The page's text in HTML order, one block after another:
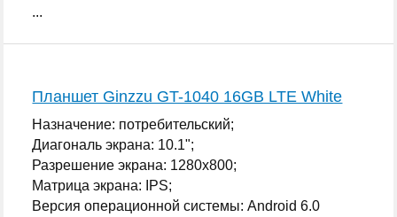
...
Планшет Ginzzu GT-1040 16GB LTE White
Назначение: потребительский;
Диагональ экрана: 10.1";
Разрешение экрана: 1280x800;
Матрица экрана: IPS;
Версия операционной системы: Android 6.0